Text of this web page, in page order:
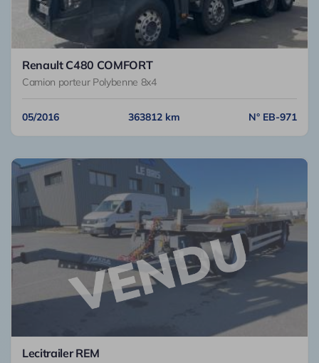
Renault C480 COMFORT
Camion porteur Polybenne 8x4
05/2016 363812 km N° EB-971
Lecitrailer REM